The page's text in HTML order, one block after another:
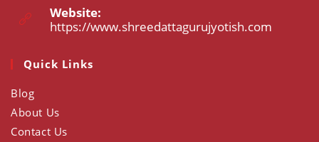
application
Website:
https://www.shreedattagurujyotish.com
Quick Links
Blog
About Us
Contact Us